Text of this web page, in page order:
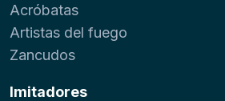
Acróbatas
Artistas del fuego
Zancudos
Imitadores